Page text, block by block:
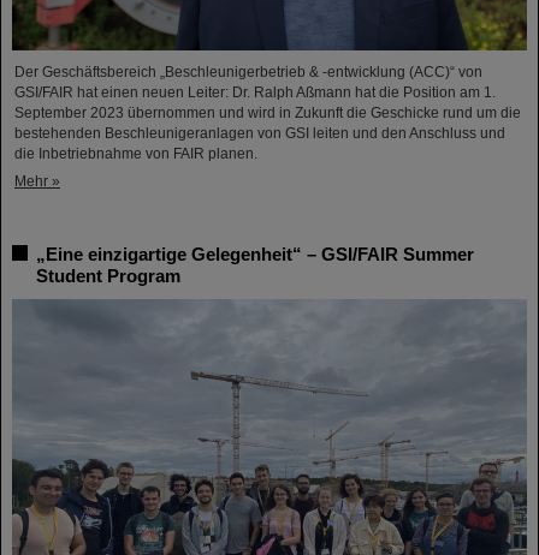
Der Geschäftsbereich „Beschleunigerbetrieb & -entwicklung (ACC)“ von
GSI/FAIR hat einen neuen Leiter: Dr. Ralph Aßmann hat die Position am 1.
September 2023 übernommen und wird in Zukunft die Geschicke rund um die
bestehenden Beschleunigeranlagen von GSI leiten und den Anschluss und
die Inbetriebnahme von FAIR planen.
Mehr »
„Eine einzigartige Gelegenheit“ – GSI/FAIR Summer
Student Program